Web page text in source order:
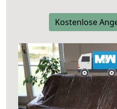
Kostenlose